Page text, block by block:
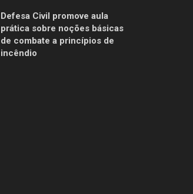
Defesa Civil promove aula
prática sobre noções básicas
de combate a princípios de
incêndio